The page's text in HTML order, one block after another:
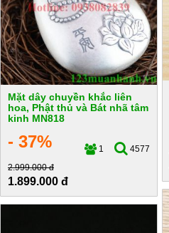
Mặt dây chuyền khắc liên
hoa, Phật thủ và Bát nhã tâm
kinh MN818
- 37% 1
4577
2.999.000 đ
1.899.000 đ